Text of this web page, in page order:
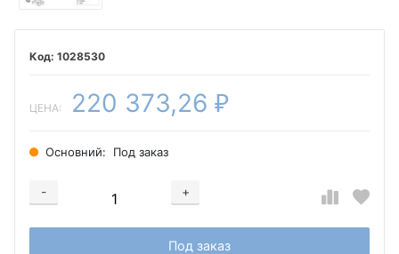
1028530
ЦЕНА: 220 373,26 ₽
Основний: Под заказ
-
+
Добавляется...
Под заказ
Добавлен